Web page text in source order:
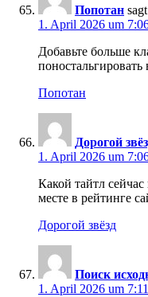
Попотан
1. April 2026 um
Добавьте больше
поностальгировать
Попотан
Дорогой
1. April 2026 um
Какой тайтл
месте в рейтинге
Дорогой звёзд
Поиск
1. April 2026 um